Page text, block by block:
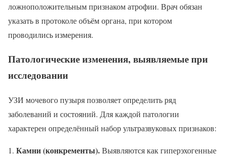
ложноположительным признаком атрофии. Врач обязан
указать в протоколе объём органа, при котором
проводились измерения.
Патологические изменения, выявляемые при
исследовании
УЗИ мочевого пузыря позволяет определить ряд
заболеваний и состояний. Для каждой патологии
характерен определённый набор ультразвуковых признаков:
Камни (конкременты).Выявляются как гиперэхогенные